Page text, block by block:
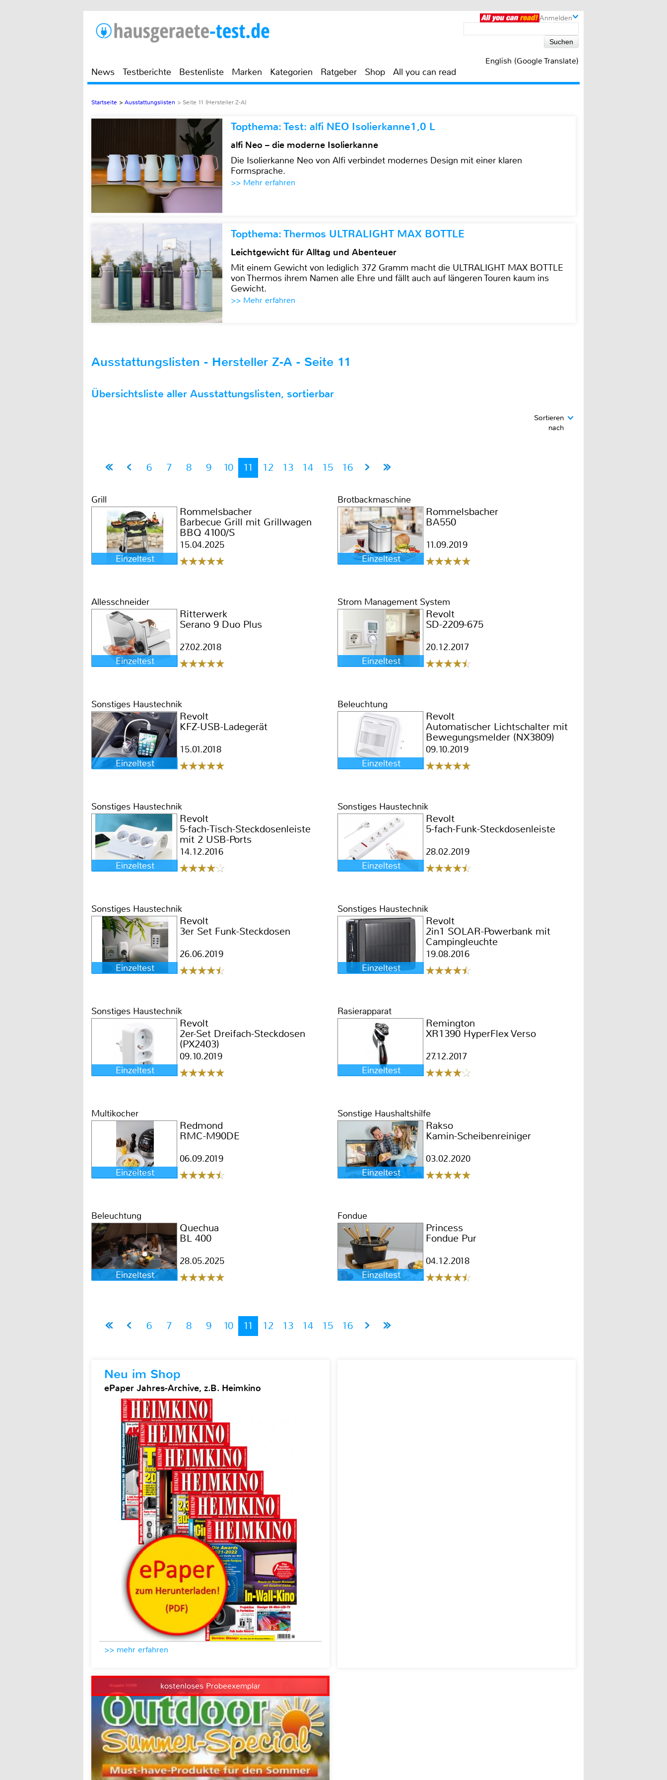
Anmelden
English (Google Translate)
News Testberichte Bestenliste Marken Kategorien Ratgeber Shop All you can read
Startseite > Ausstattungslisten > Seite 11 (Hersteller Z-A)
Topthema: Test: alfi NEO Isolierkanne1,0 L
alfi Neo – die moderne Isolierkanne
Die Isolierkanne Neo von Alfi verbindet modernes Design mit einer klaren
Formsprache.
>> Mehr erfahren
Topthema: Thermos ULTRALIGHT MAX BOTTLE
Leichtgewicht für Alltag und Abenteuer
Mit einem Gewicht von lediglich 372 Gramm macht die ULTRALIGHT MAX BOTTLE
von Thermos ihrem Namen alle Ehre und fällt auch auf längeren Touren kaum ins
Gewicht.
>> Mehr erfahren
Ausstattungslisten - Hersteller Z-A - Seite 11
Übersichtsliste aller Ausstattungslisten, sortierbar
Sortieren
nach
6 7 8 9 10 11 12 13 14 15 16
Grill
Einzeltest
Rommelsbacher
Barbecue Grill mit Grillwagen
BBQ 4100/S
15.04.2025
Brotbackmaschine
Einzeltest
Rommelsbacher
BA550
11.09.2019
Allesschneider
Einzeltest
Ritterwerk
Serano 9 Duo Plus
27.02.2018
Strom Management System
Einzeltest
Revolt
SD-2209-675
20.12.2017
Sonstiges Haustechnik
Einzeltest
Revolt
KFZ-USB-Ladegerät
15.01.2018
Beleuchtung
Einzeltest
Revolt
Automatischer Lichtschalter mit
Bewegungsmelder (NX3809)
09.10.2019
Sonstiges Haustechnik
Einzeltest
Revolt
5-fach-Tisch-Steckdosenleiste
mit 2 USB-Ports
14.12.2016
Sonstiges Haustechnik
Einzeltest
Revolt
5-fach-Funk-Steckdosenleiste
28.02.2019
Sonstiges Haustechnik
Einzeltest
Revolt
3er Set Funk-Steckdosen
26.06.2019
Sonstiges Haustechnik
Einzeltest
Revolt
2in1 SOLAR-Powerbank mit
Campingleuchte
19.08.2016
Sonstiges Haustechnik
Einzeltest
Revolt
2er-Set Dreifach-Steckdosen
(PX2403)
09.10.2019
Rasierapparat
Einzeltest
Remington
XR1390 HyperFlex Verso
27.12.2017
Multikocher
Einzeltest
Redmond
RMC-M90DE
06.09.2019
Sonstige Haushaltshilfe
Einzeltest
Rakso
Kamin-Scheibenreiniger
03.02.2020
Beleuchtung
Einzeltest
Quechua
BL 400
28.05.2025
Fondue
Einzeltest
Princess
Fondue Pur
04.12.2018
6 7 8 9 10 11 12 13 14 15 16
Neu im Shop
ePaper Jahres-Archive, z.B. Heimkino
>> mehr erfahren
kostenloses Probeexemplar